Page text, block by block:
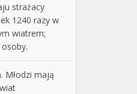
strażacy
1240 razy w
wiatrem;
osoby.
Młodzi mają